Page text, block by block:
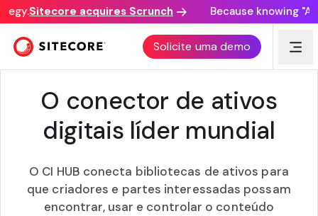
Sitecore acquires Scrunch Because knowing
Solicite uma demo
CI HUB GMBH + SITECORE
O conector de ativos
digitais líder mundial
O CI HUB conecta bibliotecas de ativos para
que criadores e partes interessadas possam
encontrar, usar e controlar o conteúdo